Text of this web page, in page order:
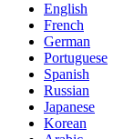
English
French
German
Portuguese
Spanish
Russian
Japanese
Korean